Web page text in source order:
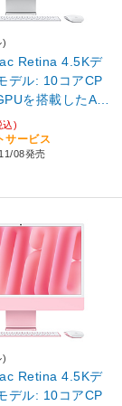
)
Retina 4.5Kデ
デル: 10コアCP
を搭載したAp
, 24GB, 512GB
ー MC
込)
サービス
08発売
)
Retina 4.5Kデ
デル: 10コアCP